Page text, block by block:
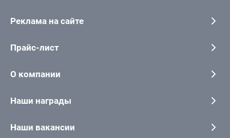
Реклама на сайте
Прайс-лист
О компании
Наши награды
Наши вакансии